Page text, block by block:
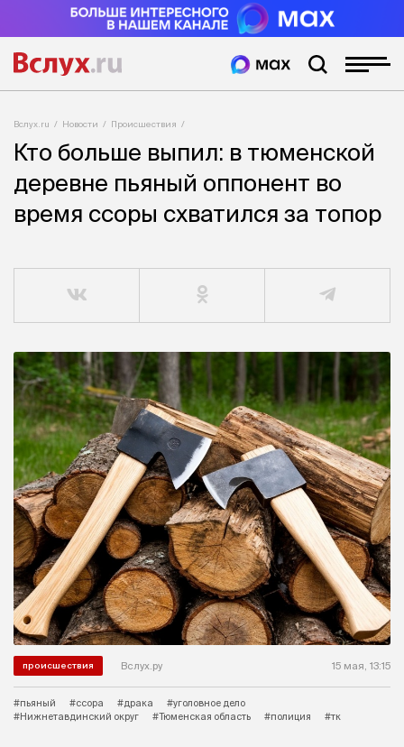
Вслух.ru Новости Происшествия
Кто больше выпил: в тюменской
деревне пьяный оппонент во
время ссоры схватился за топор
происшествия Вслух.ру 15 мая, 13:15
#пьяный #ссора #драка
#уголовное дело
#Нижнетавдинский округ
#Тюменская область #полиция #тк